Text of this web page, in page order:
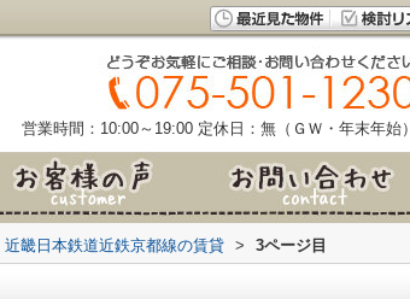
営業時間：10:00～19:00 定休日：無（ＧＷ・年末年始）
近畿日本鉄道近鉄京都線の賃貸 > 3ページ目